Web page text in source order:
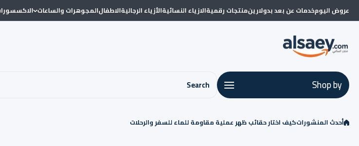
Skip to content
عروض اليومخدمات عن بعد بدولارينمنتجات رقميةالازياء النسائيةالأزياء الرجاليةالاطفالالمجوهرات والساعات
Shop by
Search
أحدث المنشوراتكيف اختار حقائب ظهر عملية مقاومة للماء للسفر والرحلات